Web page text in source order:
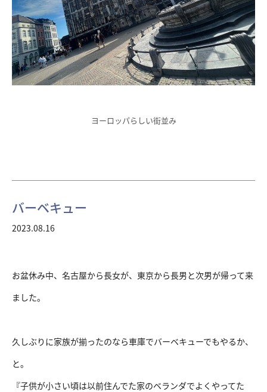
ヨーロッパらしい街並み
バーベキュー
2023.08.16
お盆休み中、名古屋から長女が、東京から長男と次男が帰って来
ました。
久しぶりに家族が揃ったのなら車庫でバーベキューでもやるか、
と。
『子供が小さい頃は以前住んでた家のベランダでよくやってた